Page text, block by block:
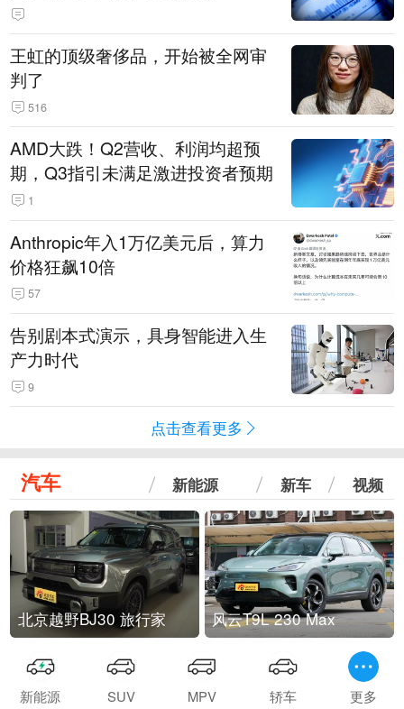
王虹的顶级奢侈品，开始被全网审
判了
516
AMD大跌！Q2营收、利润均超预
期，Q3指引未满足激进投资者预期
1
Anthropic年入1万亿美元后，算力
价格狂飙10倍
57
告别剧本式演示，具身智能进入生
产力时代
9
点击查看更多
汽车 新能源 新车 视频
北京越野BJ30 旅行家 风云T9L 230 Max
新能源 SUV MPV 轿车 更多